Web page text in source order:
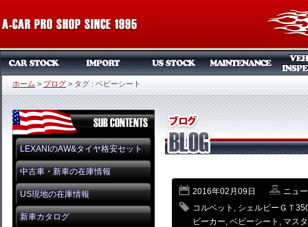
ホーム > ブログ > タグ : ベビーシート
LEXANIのAW&タイヤ格安セット
中古車・新車の在庫情報
US現地の在庫情報
新車カタログ
2016年02月09日
ニュ
コルベット , シェルビーＧＴ
ビーカー, ベビーシート , マス